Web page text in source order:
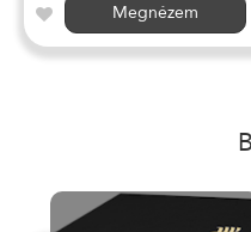
Megnézem